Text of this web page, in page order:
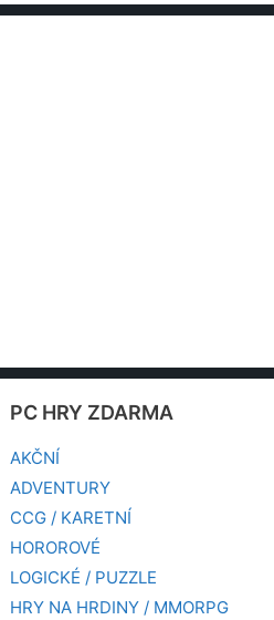
PC HRY ZDARMA
AKČNÍ
ADVENTURY
CCG / KARETNÍ
HOROROVÉ
LOGICKÉ / PUZZLE
HRY NA HRDINY / MMORPG